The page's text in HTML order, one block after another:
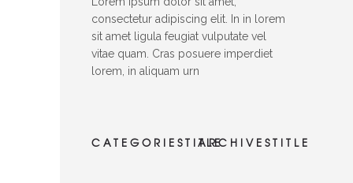
consectetur adipiscing elit. In in lorem
sit amet ligula feugiat vulputate vel
vitae quam. Cras posuere imperdiet
lorem, in aliquam urn
CATEGORIESTITLEARCHIVESTITLE